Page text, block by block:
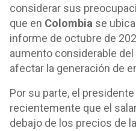
considerar sus
que en Colombia se
informe de octubre de
aumento considerable
afectar la generación de
Por su parte, el presidente
recientemente que el
debajo de los precios de